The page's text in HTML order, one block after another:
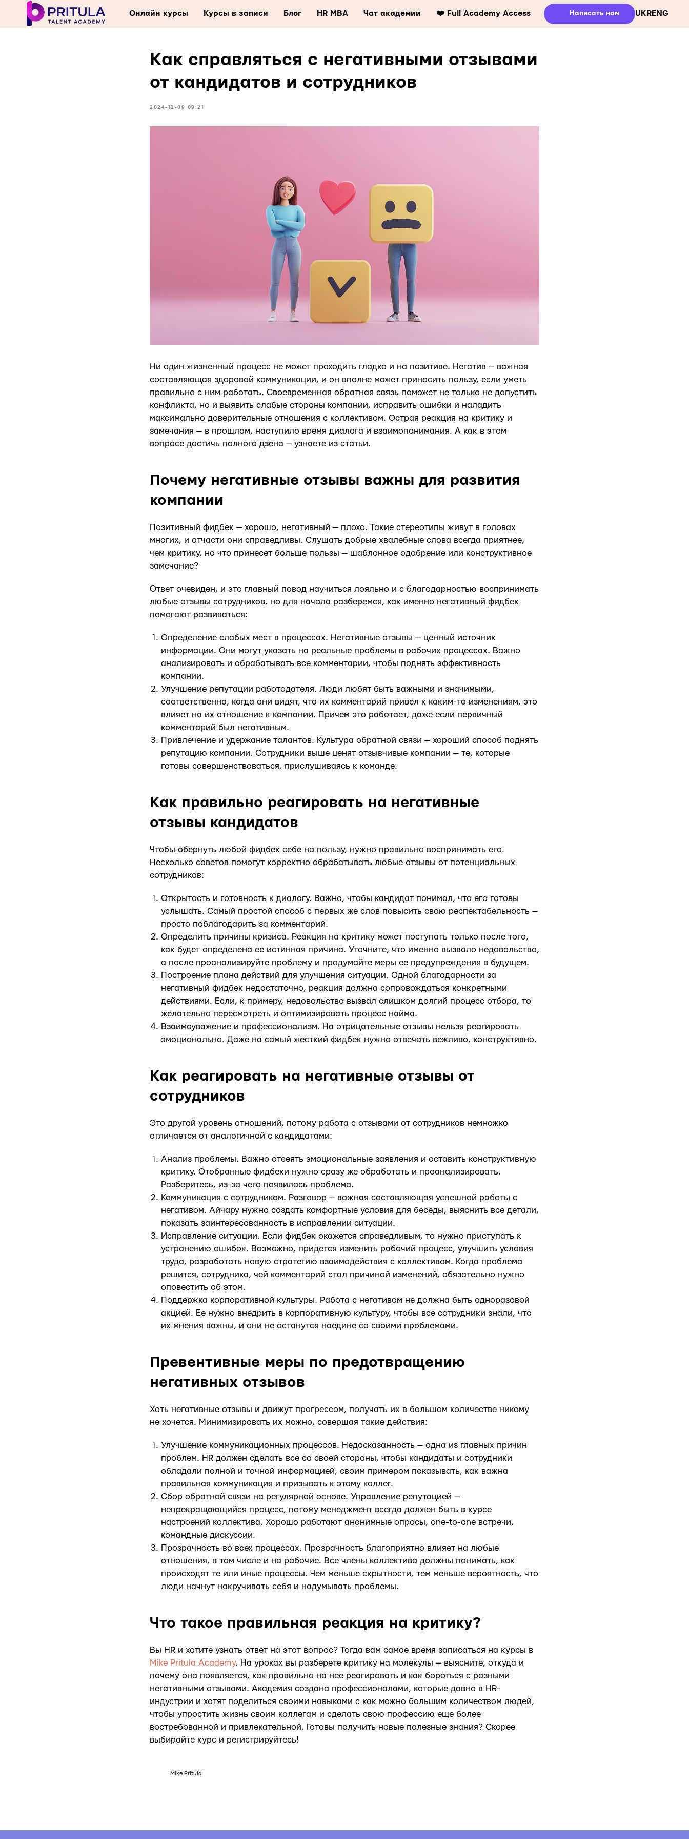
Онлайн курсы Курсы в записи Блог HR MBA Чат академии ❤️ Full Academy Access Написать нам UKR ENG
Как справляться с негативными отзывами
от кандидатов и сотрудников
2024-12-09 09:21
Ни один жизненный процесс не может проходить гладко и на позитиве. Негатив — важная
составляющая здоровой коммуникации, и он вполне может приносить пользу, если уметь
правильно с ним работать. Своевременная обратная связь поможет не только не допустить
конфликта, но и выявить слабые стороны компании, исправить ошибки и наладить
максимально доверительные отношения с коллективом. Острая реакция на критику и
замечания — в прошлом, наступило время диалога и взаимопонимания. А как в этом
вопросе достичь полного дзена — узнаете из статьи.
Почему негативные отзывы важны для развития
компании
Позитивный фидбек — хорошо, негативный — плохо. Такие стереотипы живут в головах
многих, и отчасти они справедливы. Слушать добрые хвалебные слова всегда приятнее,
чем критику, но что принесет больше пользы — шаблонное одобрение или конструктивное
замечание?
Ответ очевиден, и это главный повод научиться лояльно и с благодарностью воспринимать
любые отзывы сотрудников, но для начала разберемся, как именно негативный фидбек
помогают развиваться:
Определение слабых мест в процессах. Негативные отзывы — ценный источник
информации. Они могут указать на реальные проблемы в рабочих процессах. Важно
анализировать и обрабатывать все комментарии, чтобы поднять эффективность
компании.
Улучшение репутации работодателя. Люди любят быть важными и значимыми,
соответственно, когда они видят, что их комментарий привел к каким-то изменениям, это
влияет на их отношение к компании. Причем это работает, даже если первичный
комментарий был негативным.
Привлечение и удержание талантов. Культура обратной связи — хороший способ поднять
репутацию компании. Сотрудники выше ценят отзывчивые компании — те, которые
готовы совершенствоваться, прислушиваясь к команде.
Как правильно реагировать на негативные
отзывы кандидатов
Чтобы обернуть любой фидбек себе на пользу, нужно правильно воспринимать его.
Несколько советов помогут корректно обрабатывать любые отзывы от потенциальных
сотрудников:
Открытость и готовность к диалогу. Важно, чтобы кандидат понимал, что его готовы
услышать. Самый простой способ с первых же слов повысить свою респектабельность —
просто поблагодарить за комментарий.
Определить причины кризиса. Реакция на критику может поступать только после того,
как будет определена ее истинная причина. Уточните, что именно вызвало недовольство,
а после проанализируйте проблему и продумайте меры ее предупреждения в будущем.
Построение плана действий для улучшения ситуации. Одной благодарности за
негативный фидбек недостаточно, реакция должна сопровождаться конкретными
действиями. Если, к примеру, недовольство вызвал слишком долгий процесс отбора, то
желательно пересмотреть и оптимизировать процесс найма.
Взаимоуважение и профессионализм. На отрицательные отзывы нельзя реагировать
эмоционально. Даже на самый жесткий фидбек нужно отвечать вежливо, конструктивно.
Как реагировать на негативные отзывы от
сотрудников
Это другой уровень отношений, потому работа с отзывами от сотрудников немножко
отличается от аналогичной с кандидатами:
Анализ проблемы. Важно отсеять эмоциональные заявления и оставить конструктивную
критику. Отобранные фидбеки нужно сразу же обработать и проанализировать.
Разберитесь, из-за чего появилась проблема.
Коммуникация с сотрудником. Разговор — важная составляющая успешной работы с
негативом. Айчару нужно создать комфортные условия для беседы, выяснить все детали,
показать заинтересованность в исправлении ситуации.
Исправление ситуации. Если фидбек окажется справедливым, то нужно приступать к
устранению ошибок. Возможно, придется изменить рабочий процесс, улучшить условия
труда, разработать новую стратегию взаимодействия с коллективом. Когда проблема
решится, сотрудника, чей комментарий стал причиной изменений, обязательно нужно
оповестить об этом.
Поддержка корпоративной культуры. Работа с негативом не должна быть одноразовой
акцией. Ее нужно внедрить в корпоративную культуру, чтобы все сотрудники знали, что
их мнения важны, и они не останутся наедине со своими проблемами.
Превентивные меры по предотвращению
негативных отзывов
Хоть негативные отзывы и движут прогрессом, получать их в большом количестве никому
не хочется. Минимизировать их можно, совершая такие действия:
Улучшение коммуникационных процессов. Недосказанность — одна из главных причин
проблем. HR должен сделать все со своей стороны, чтобы кандидаты и сотрудники
обладали полной и точной информацией, своим примером показывать, как важна
правильная коммуникация и призывать к этому коллег.
Сбор обратной связи на регулярной основе. Управление репутацией —
непрекращающийся процесс, потому менеджмент всегда должен быть в курсе
настроений коллектива. Хорошо работают анонимные опросы, one-to-one встречи,
командные дискуссии.
Прозрачность во всех процессах. Прозрачность благоприятно влияет на любые
отношения, в том числе и на рабочие. Все члены коллектива должны понимать, как
происходят те или иные процессы. Чем меньше скрытности, тем меньше вероятность, что
люди начнут накручивать себя и надумывать проблемы.
Что такое правильная реакция на критику?
Вы HR и хотите узнать ответ на этот вопрос? Тогда вам самое время записаться на курсы в
Mike Pritula Academy. На уроках вы разберете критику на молекулы — выясните, откуда и
почему она появляется, как правильно на нее реагировать и как бороться с разными
негативными отзывами. Академия создана профессионалами, которые давно в HR-
индустрии и хотят поделиться своими навыками с как можно большим количеством людей,
чтобы упростить жизнь своим коллегам и сделать свою профессию еще более
востребованной и привлекательной. Готовы получить новые полезные знания? Скорее
выбирайте курс и регистрируйтесь!
Mike Pritula